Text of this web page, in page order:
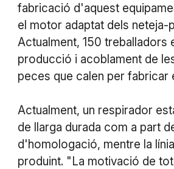
fabricació d'aquest
el motor adaptat dels neteja-
Actualment, 150 treballadors
producció i acoblament de
peces que calen per fabricar
Actualment, un respirador
de llarga durada com a part
d'homologació, mentre la
produint. "La motivació de